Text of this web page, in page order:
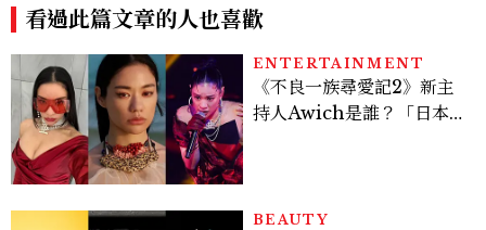
看過此篇文章的人也喜歡
ENTERTAINMENT
《不良一族尋愛記2》新主
持人Awich是誰？「日本嘻
BEAUTY